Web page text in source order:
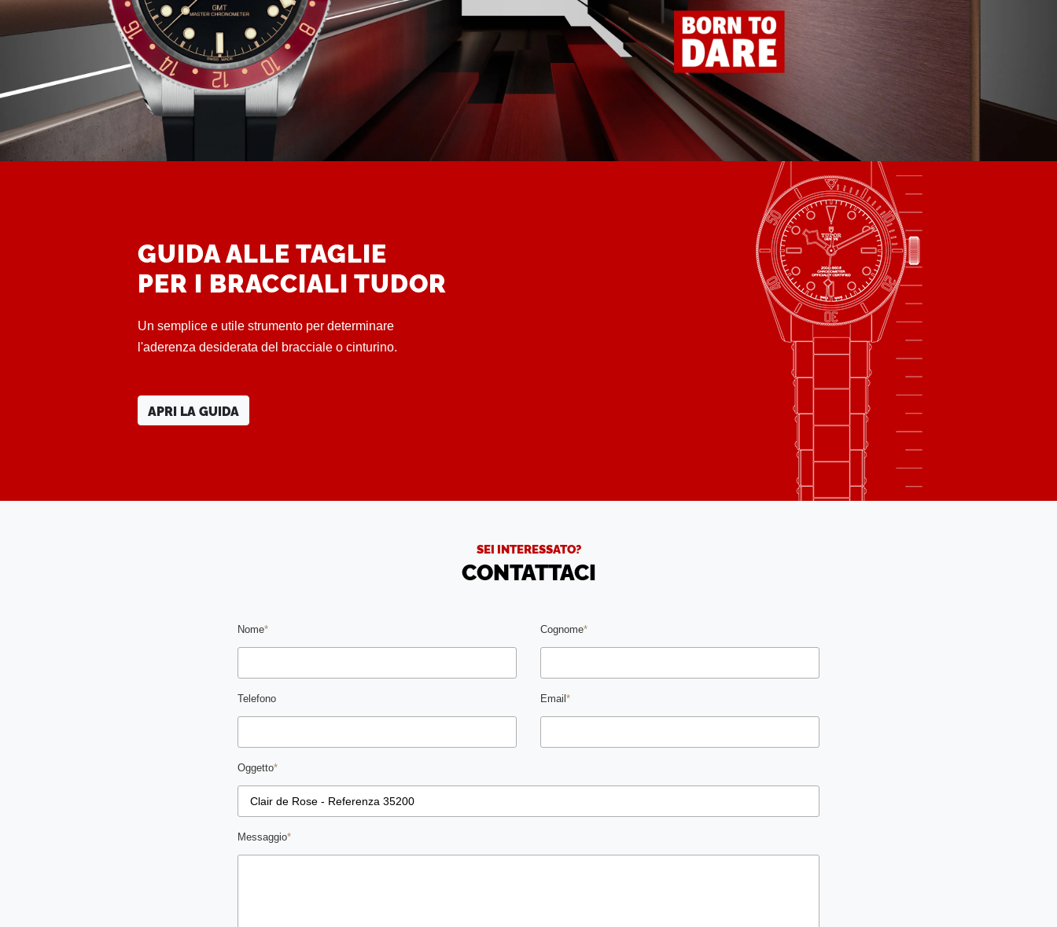
GUIDA ALLE TAGLIE
PER I BRACCIALI TUDOR
Un semplice e utile strumento per determinare
l'aderenza desiderata del bracciale o cinturino.
APRI LA GUIDA
SEI INTERESSATO?
CONTATTACI
Nome* Cognome*
Telefono Email *
Oggetto*
Messaggio*